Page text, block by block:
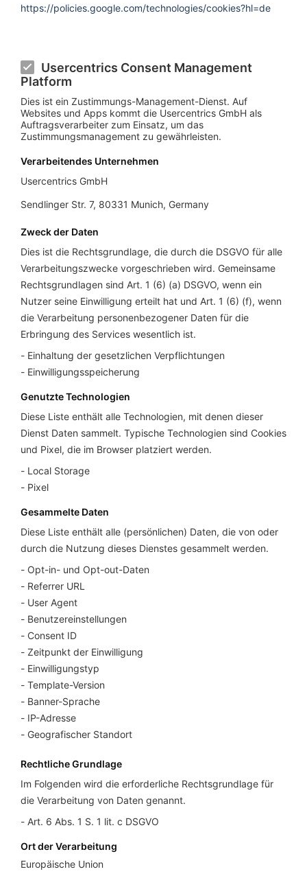
https://policies.google.com/technologies/cookies?hl=de
Usercentrics Consent Management
Platform
Dies ist ein Zustimmungs-Management-Dienst. Auf
Websites und Apps kommt die Usercentrics GmbH als
Auftragsverarbeiter zum Einsatz, um das
Zustimmungsmanagement zu gewährleisten.
Verarbeitendes Unternehmen
Usercentrics GmbH
Sendlinger Str. 7, 80331 Munich, Germany
Zweck der Daten
Dies ist die Rechtsgrundlage, die durch die DSGVO für alle
Verarbeitungszwecke vorgeschrieben wird. Gemeinsame
Rechtsgrundlagen sind Art. 1 (6) (a) DSGVO, wenn ein
Nutzer seine Einwilligung erteilt hat und Art. 1 (6) (f), wenn
die Verarbeitung personenbezogener Daten für die
Erbringung des Services wesentlich ist.
Einhaltung der gesetzlichen Verpflichtungen
Einwilligungsspeicherung
Genutzte Technologien
Diese Liste enthält alle Technologien, mit denen dieser
Dienst Daten sammelt. Typische Technologien sind Cookies
und Pixel, die im Browser platziert werden.
Local Storage
Pixel
Gesammelte Daten
Diese Liste enthält alle (persönlichen) Daten, die von oder
durch die Nutzung dieses Dienstes gesammelt werden.
Opt-in- und Opt-out-Daten
Referrer URL
User Agent
Benutzereinstellungen
Consent ID
Zeitpunkt der Einwilligung
Einwilligungstyp
Template-Version
Banner-Sprache
IP-Adresse
Geografischer Standort
Rechtliche Grundlage
Im Folgenden wird die erforderliche Rechtsgrundlage für
die Verarbeitung von Daten genannt.
Art. 6 Abs. 1 S. 1 lit. c DSGVO
Ort der Verarbeitung
Europäische Union